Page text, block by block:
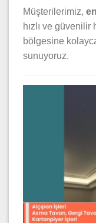
Müşterilerimiz,
hızlı ve güvenilir
bölgesine
sunuyoruz.